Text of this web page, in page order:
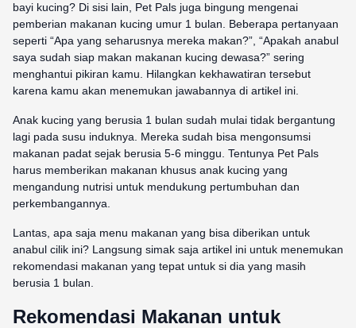
bayi kucing? Di sisi lain, Pet Pals juga bingung mengenai
pemberian makanan kucing umur 1 bulan. Beberapa pertanyaan
seperti “Apa yang seharusnya mereka makan?”, “Apakah anabul
saya sudah siap makan makanan kucing dewasa?” sering
menghantui pikiran kamu. Hilangkan kekhawatiran tersebut
karena kamu akan menemukan jawabannya di artikel ini.
Anak kucing yang berusia 1 bulan sudah mulai tidak bergantung
lagi pada susu induknya. Mereka sudah bisa mengonsumsi
makanan padat sejak berusia 5-6 minggu. Tentunya Pet Pals
harus memberikan makanan khusus anak kucing yang
mengandung nutrisi untuk mendukung pertumbuhan dan
perkembangannya.
Lantas, apa saja menu makanan yang bisa diberikan untuk
anabul cilik ini? Langsung simak saja artikel ini untuk menemukan
rekomendasi makanan yang tepat untuk si dia yang masih
berusia 1 bulan.
Rekomendasi Makanan untuk